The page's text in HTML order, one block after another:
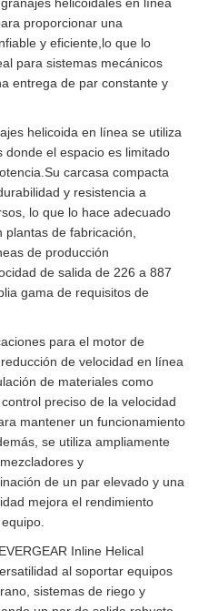
proporcionar una
y eficiente,lo que lo
para sistemas mecánicos
entrega de par constante y
helicoida en línea se utiliza
donde el espacio es limitado
carcasa compacta
y resistencia a
lo que lo hace adecuado
de fabricación,
de producción
de salida de 226 a 887
gama de requisitos de
para el motor de
de velocidad en línea
de materiales como
preciso de la velocidad
mantener un funcionamiento
se utiliza ampliamente
y
de un par elevado y una
mejora el rendimiento
Inline Helical
al soportar equipos
sistemas de riego y